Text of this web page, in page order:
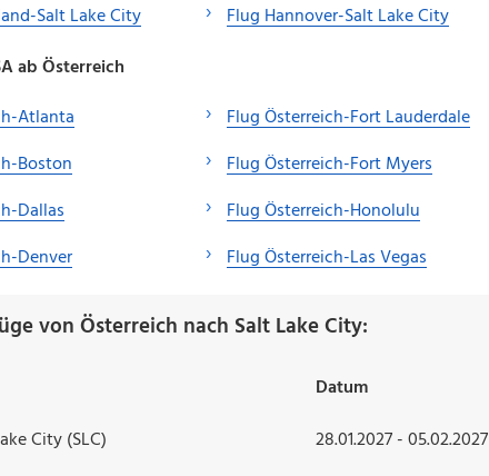
Salt Lake City
Flug Hannover-Salt Lake City
ab Österreich
Atlanta
Boston
Dallas
Denver
Flug Österreich-Fort Lauderdale
Flug Österreich-Fort Myers
Flug Österreich-Honolulu
Flug Österreich-Las Vegas
von Österreich nach Salt Lake City:
Datum
City (SLC)
28.01.2027 - 05.02.2027